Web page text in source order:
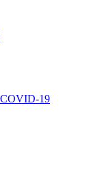
COVID-19